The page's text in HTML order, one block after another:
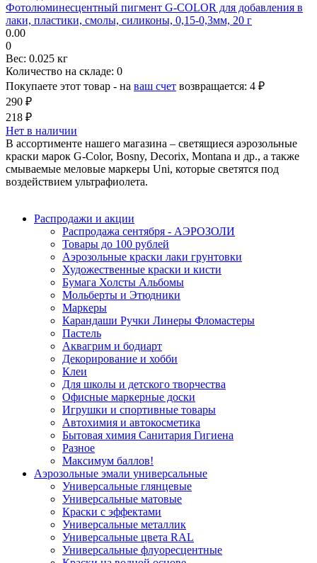
Фотолюминесцентный пигмент G-COLOR для добавления в
лаки, пластики, смолы, силиконы, 0,15-0,3мм, 20 г
0.00
0
Вес: 0.025 кг
Количество на складе: 0
Покупаете этот товар - на ваш счет возвращается: 4 ₽
290 ₽
218 ₽
Нет в наличии
В ассортименте нашего магазина – светящиеся аэрозольные
краски марок G-Color, Bosny, Decorix, Montana и др., а также
смываемые меловые маркеры Uni, которые светятся под
воздействием ультрафиолета.
Распродажи и акции
Распродажа сентября - АЭРОЗОЛИ
Товары до 100 рублей
Аэрозольные краски лаки грунтовки
Художественные краски и кисти
Бумага Холсты Альбомы
Мольберты и Этюдники
Маркеры
Карандаши Ручки Линеры Фломастеры
Пастель
Аквагрим и бодиарт
Декорирование и хобби
Клеи
Для школы и детского творчества
Офисные маркерные доски
Игрушки и спортивные товары
Автохимия и автокосметика
Бытовая химия Санитария Гигиена
Разное
Максимум баллов!
Аэрозольные эмали универсальные
Универсальные глянцевые
Универсальные матовые
Краски с эффектами
Универсальные металлик
Универсальные цвета RAL
Универсальные флуоресцентные